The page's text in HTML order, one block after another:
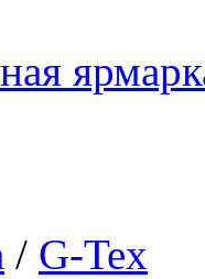
/ G-Tex